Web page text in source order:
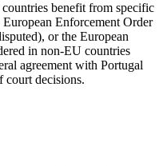
benefit from specific
European Enforcement Order
or the European
in non-EU countries
agreement with Portugal
court decisions.